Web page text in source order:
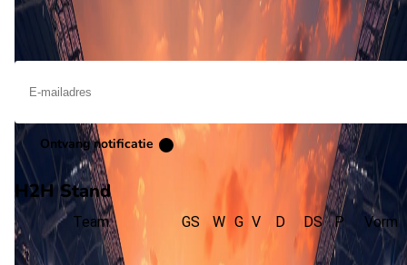
gespeeld in de Eredivisie.
Ontvang een notificatie als deze voorbeschouwing beschikbaar is
Ontvang notificatie
H2H Stand
Team GS W G V D DS P Vorm
1